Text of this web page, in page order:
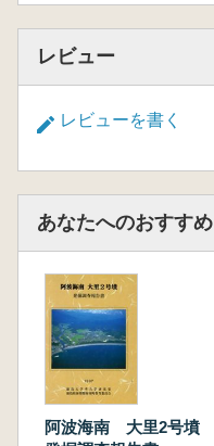
レビュー
レビューを書く
あなたへのおすすめ
阿波海南 大里2号墳